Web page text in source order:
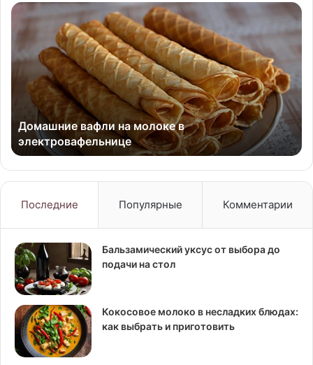
Домашние
молоке
электровафельнице
Домашние вафли на молоке в
электровафельнице
Последние Популярные Комментарии
Бальзамический уксус от выбора до
подачи на стол
Кокосовое молоко в несладких блюдах:
как выбрать и приготовить